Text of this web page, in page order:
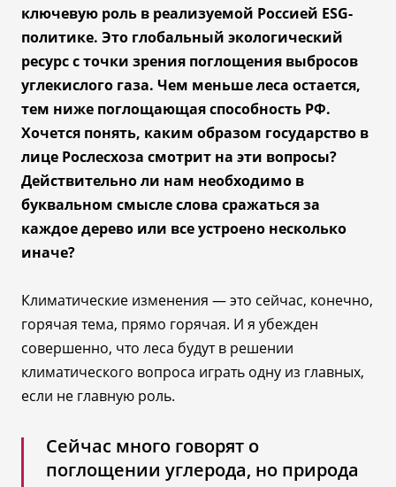
ключевую роль в реализуемой Россией ESG-
политике. Это глобальный экологический
ресурс с точки зрения поглощения выбросов
углекислого газа. Чем меньше леса остается,
тем ниже поглощающая способность РФ.
Хочется понять, каким образом государство в
лице Рослесхоза смотрит на эти вопросы?
Действительно ли нам необходимо в
буквальном смысле слова сражаться за
каждое дерево или все устроено несколько
иначе?
Климатические изменения —это сейчас, конечно,
горячая тема, прямо горячая. И я убежден
совершенно, что леса будут в решении
климатического вопроса играть одну из главных,
если не главную роль.
Сейчас много говорят о
поглощении углерода, но природа